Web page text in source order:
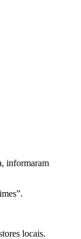
informaram
locais.